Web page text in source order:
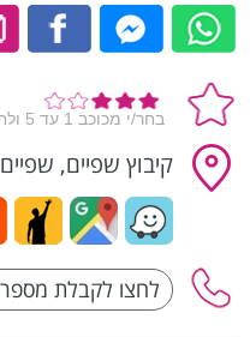
קיבוץ שפיים, שפיים